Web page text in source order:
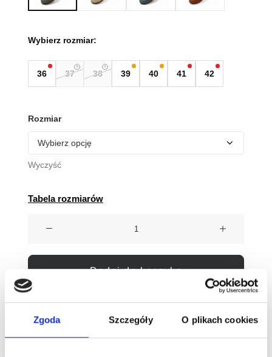
Zgoda Szczegóły O plikach cookies
Wybierz rozmiar:
36 37 38 39 40 41 42
Rozmiar
Wyczyść
Tabela rozmiarów
Baleriny
Barefoot
Olive
Dodaj do koszyka